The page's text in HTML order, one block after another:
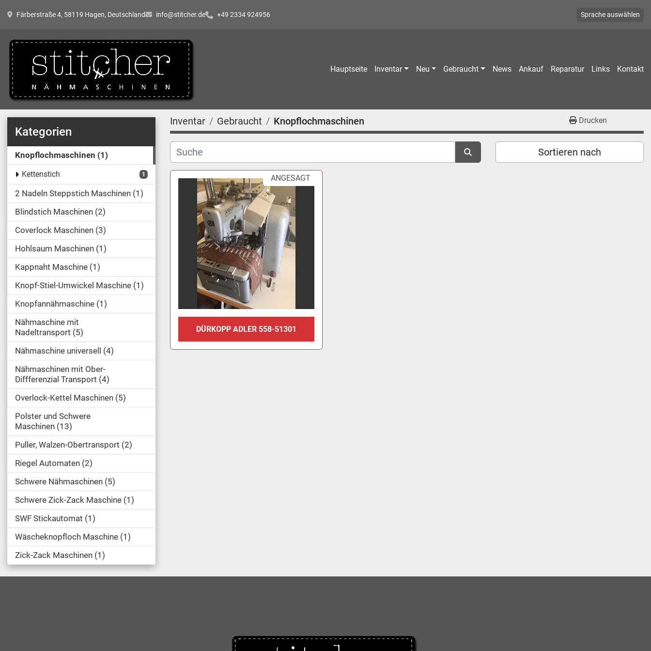
Färberstraße 4, 58119 Hagen, Deutschland info@stitcher.de +49 2334 924956 Sprache auswählen
Hauptseite Inventar Neu Gebraucht News Ankauf Reparatur Links Kontakt
Kategorien
Knopflochmaschinen 1
Kettenstich 1
2 Nadeln Steppstich Maschinen 1
Blindstich Maschinen 2
Coverlock Maschinen 3
Hohlsaum Maschinen 1
Kappnaht Maschine 1
Knopf-Stiel-Umwickel Maschine 1
Knopfannähmaschine 1
Nähmaschine mit
Nadeltransport 5
Nähmaschine universell
4
Nähmaschinen mit Ober-
Diffferenzial Transport 4
Overlock-Kettel Maschinen 5
Polster und Schwere
Maschinen 13
Puller, Walzen-Obertransport 2
Riegel Automaten 2
Schwere Nähmaschinen 5
Schwere Zick-Zack Maschine 1
SWF Stickautomat 1
Wäscheknopfloch Maschine 1
Zick-Zack Maschinen 1
Inventar Gebraucht Knopflochmaschinen Drucken
Sortieren nach
ANGESAGT
DÜRKOPP ADLER 558-51301